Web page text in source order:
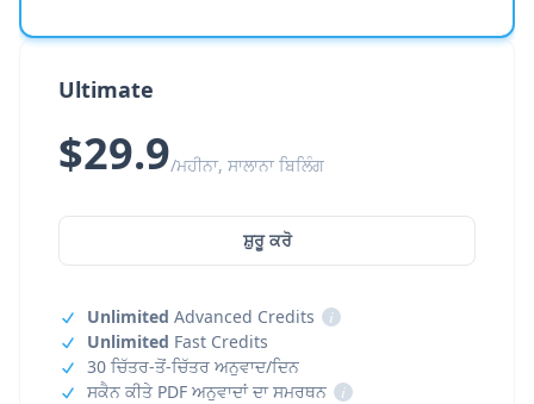
Ultimate
$29.9/ਮਹੀਨਾ, ਸਾਲਾਨਾ ਬਿਲਿੰਗ
ਸ਼ੁਰੂ ਕਰੋ
Unlimited Advanced Credits
i
Unlimited Fast Credits
30 ਚਿੱਤਰ-ਤੋਂ-ਚਿੱਤਰ ਅਨੁਵਾਦ/ਦਿਨ
ਸਕੈਨ ਕੀਤੇ PDF ਅਨੁਵਾਦਾਂ ਦਾ ਸਮਰਥਨ
i